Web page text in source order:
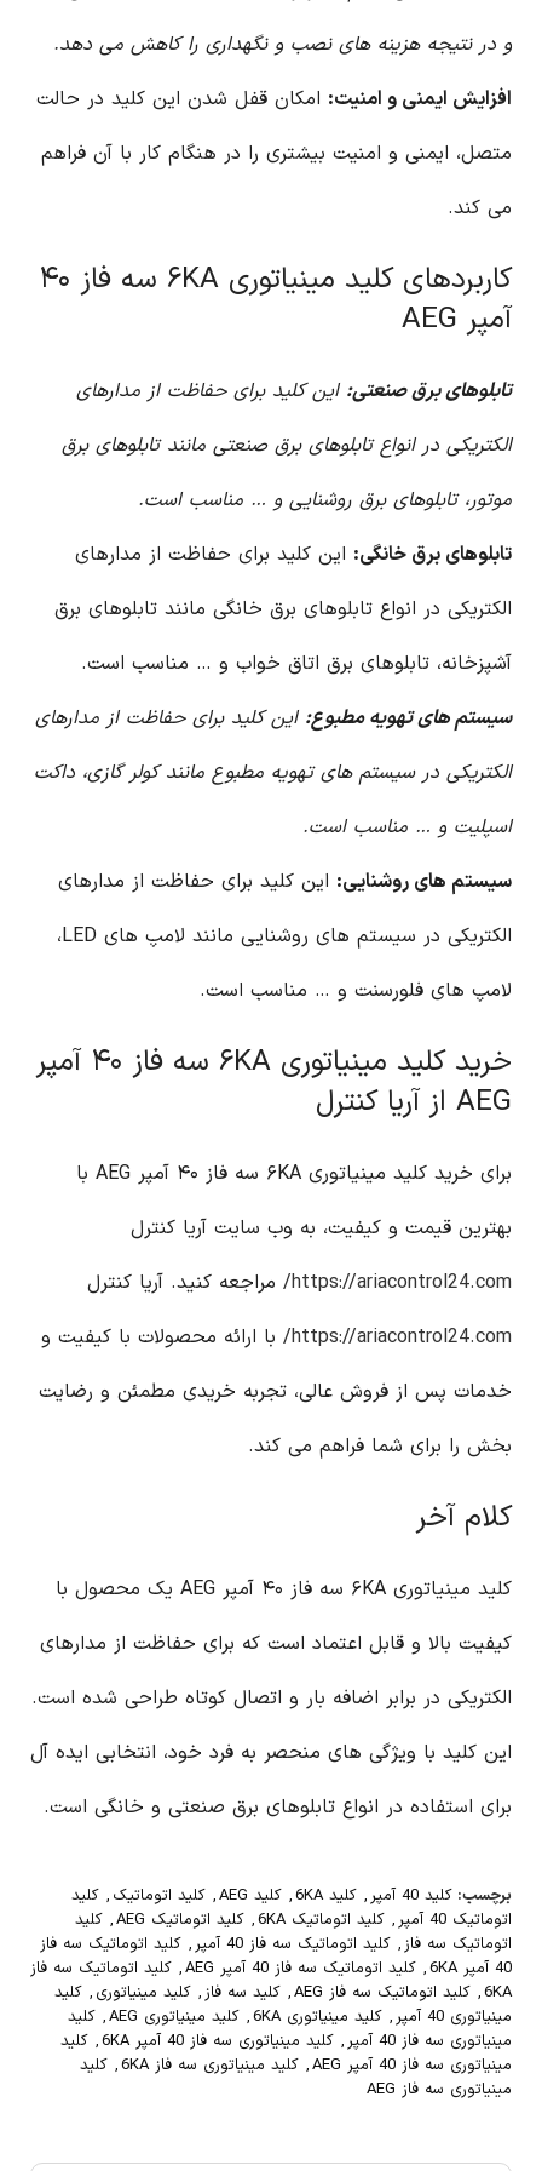
و در نتیجه هزینه های نصب و نگهداری را کاهش می دهد.
افزایش ایمنی و امنیت: امکان قفل شدن این کلید در حالت
متصل، ایمنی و امنیت بیشتری را در هنگام کار با آن فراهم
می کند.
کاربردهای کلید مینیاتوری ۶KA سه فاز ۴۰
آمپر AEG
تابلوهای برق صنعتی: این کلید برای حفاظت از مدارهای
الکتریکی در انواع تابلوهای برق صنعتی مانند تابلوهای برق
موتور، تابلوهای برق روشنایی و … مناسب است.
تابلوهای برق خانگی: این کلید برای حفاظت از مدارهای
الکتریکی در انواع تابلوهای برق خانگی مانند تابلوهای برق
آشپزخانه، تابلوهای برق اتاق خواب و … مناسب است.
سیستم های تهویه مطبوع: این کلید برای حفاظت از مدارهای
الکتریکی در سیستم های تهویه مطبوع مانند کولر گازی، داکت
اسپلیت و … مناسب است.
سیستم های روشنایی: این کلید برای حفاظت از مدارهای
الکتریکی در سیستم های روشنایی مانند لامپ های LED،
لامپ های فلورسنت و … مناسب است.
خرید کلید مینیاتوری ۶KA سه فاز ۴۰ آمپر
AEG از آریا کنترل
برای خرید کلید مینیاتوری ۶KA سه فاز ۴۰ آمپر AEG با
بهترین قیمت و کیفیت، به وب سایت آریا کنترل
https://ariacontrol24.com/ مراجعه کنید. آریا کنترل
https://ariacontrol24.com/ با ارائه محصولات با کیفیت و
خدمات پس از فروش عالی، تجربه خریدی مطمئن و رضایت
بخش را برای شما فراهم می کند.
کلام آخر
کلید مینیاتوری ۶KA سه فاز ۴۰ آمپر AEG یک محصول با
کیفیت بالا و قابل اعتماد است که برای حفاظت از مدارهای
الکتریکی در برابر اضافه بار و اتصال کوتاه طراحی شده است.
این کلید با ویژگی های منحصر به فرد خود، انتخابی ایده آل
برای استفاده در انواع تابلوهای برق صنعتی و خانگی است.
برچسب: کلید 40 آمپر , کلید 6KA , کلید AEG , کلید اتوماتیک , کلید
اتوماتیک 40 آمپر
, کلید اتوماتیک 6KA , کلید اتوماتیک AEG , کلید
اتوماتیک سه فاز, کلید اتوماتیک سه فاز 40 آمپر , کلید اتوماتیک سه فاز
40 آمپر 6KA
, کلید اتوماتیک سه فاز 40 آمپر AEG , کلید اتوماتیک سه فاز
6KA
, کلید اتوماتیک سه فاز AEG , کلید سه فاز, کلید مینیاتوری , کلید
مینیاتوری 40 آمپر
, کلید مینیاتوری 6KA , کلید مینیاتوری AEG , کلید
مینیاتوری سه فاز 40 آمپر
, کلید مینیاتوری سه فاز 40 آمپر 6KA , کلید
مینیاتوری سه فاز 40 آمپر AEG
, کلید مینیاتوری سه فاز 6KA , کلید
مینیاتوری سه فاز AEG